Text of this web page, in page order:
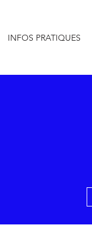
INFOS PRATIQUES